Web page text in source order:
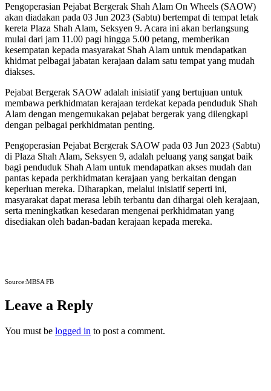
Pengoperasian Pejabat Bergerak Shah Alam On Wheels (SAOW)
akan diadakan pada 03 Jun 2023 (Sabtu) bertempat di tempat letak
kereta Plaza Shah Alam, Seksyen 9. Acara ini akan berlangsung
mulai dari jam 11.00 pagi hingga 5.00 petang, memberikan
kesempatan kepada masyarakat Shah Alam untuk mendapatkan
khidmat pelbagai jabatan kerajaan dalam satu tempat yang mudah
diakses.
Pejabat Bergerak SAOW adalah inisiatif yang bertujuan untuk
membawa perkhidmatan kerajaan terdekat kepada penduduk Shah
Alam dengan mengemukakan pejabat bergerak yang dilengkapi
dengan pelbagai perkhidmatan penting.
Pengoperasian Pejabat Bergerak SAOW pada 03 Jun 2023 (Sabtu)
di Plaza Shah Alam, Seksyen 9, adalah peluang yang sangat baik
bagi penduduk Shah Alam untuk mendapatkan akses mudah dan
pantas kepada perkhidmatan kerajaan yang berkaitan dengan
keperluan mereka. Diharapkan, melalui inisiatif seperti ini,
masyarakat dapat merasa lebih terbantu dan dihargai oleh kerajaan,
serta meningkatkan kesedaran mengenai perkhidmatan yang
disediakan oleh badan-badan kerajaan kepada mereka.
Source:MBSA FB
Leave a Reply
You must be logged in to post a comment.